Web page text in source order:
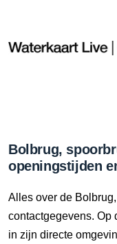
Bolbrug,
openingstijden
Alles over de
contactgegevens. Op
in zijn directe